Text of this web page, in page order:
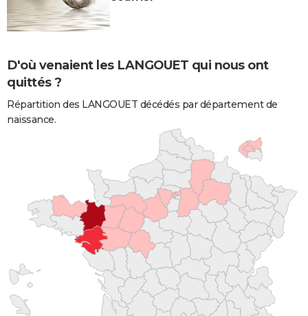
D'où venaient les LANGOUET qui nous ont
quittés ?
Répartition des LANGOUET décédés par département de
naissance.